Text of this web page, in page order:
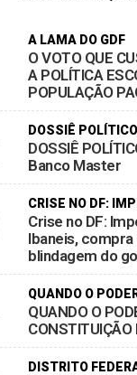
A LAMA DO GDF
O VOTO QUE
A POLÍTICA
POPULAÇÃO
DOSSIÊ
DOSSIÊ
Banco Master
CRISE NO DF:
Crise no DF:
Ibaneis,
blindagem do
QUANDO O
QUANDO O
CONSTITUIÇÃO
DISTRITO